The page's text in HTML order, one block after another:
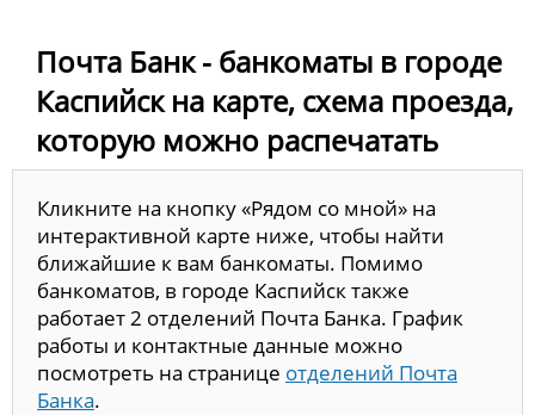
Почта Банк - банкоматы в городе
Каспийск на карте, схема проезда,
которую можно распечатать
Кликните на кнопку «Рядом со мной» на
интерактивной карте ниже, чтобы найти
ближайшие к вам банкоматы. Помимо
банкоматов, в городе Каспийск также
работает 2 отделений Почта Банка. График
работы и контактные данные можно
посмотреть на странице отделений Почта
Банка.